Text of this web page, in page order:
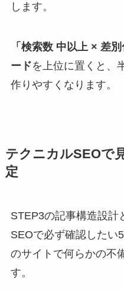
します。
「検索数 中以上 × 差
ードを上位に置くと、
作りやすくなります。
テクニカルSEOで
定
STEP3の記事構造設計
SEOで必ず確認したい
のサイトで何らかの不
す。